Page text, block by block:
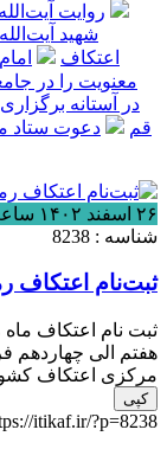
روایت
شهید
اعتکاف
معنویت را در
در آستانه
قم
دعوت ستاد
۲۶ اسفند ۱۴۰۲ ساعت: 11:32
شناسه : 8238
ثبت‌نام اعتکاف
ثبت نام اعتکاف
مرکزی اعتکاف
کپی
itikaf.ir/?p=8238